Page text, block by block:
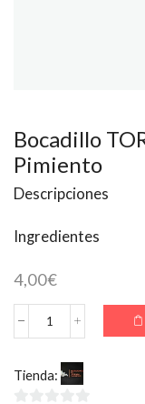
Bocadillo
Pimiento
Descripciones
Ingredientes
4,00€
Bocadillo
DE
PATATA
Tienda: